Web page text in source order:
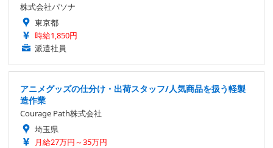
株式会社パソナ
東京都
時給1,850円
派遣社員
アニメグッズの仕分け・出荷スタッフ/人気商品を扱う軽製
造作業
Courage Path株式会社
埼玉県
月給27万円～35万円